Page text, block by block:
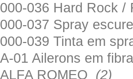
000-036 Hard Rock
000-037 Spray
000-039 Tinta em
A-01 Ailerons em
ALFA ROMEO (2)